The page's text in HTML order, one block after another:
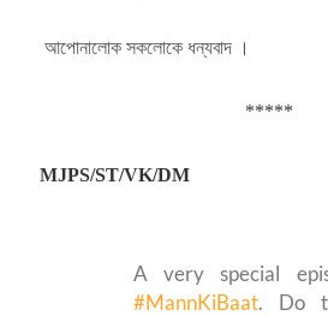
আপোনালোক সকলোকে ধন্যবাদ ।
*****
MJPS/ST/VK/DM
A very special
#MannKiBaat. Do